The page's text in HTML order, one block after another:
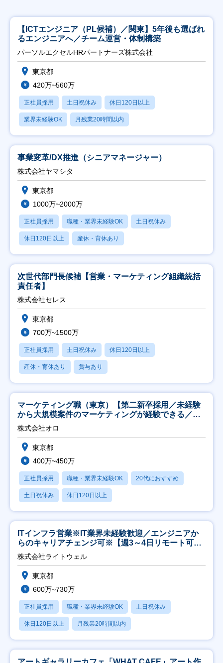
【ICTエンジニア（PL候補）／関東】5年後も選ばれ
るエンジニアへ／チーム運営・体制構築
パーソルエクセルHRパートナーズ株式会社
東京都
420万~560万
正社員採用 土日祝休み 休日120日以上
業界未経験OK 月残業20時間以内
事業変革/DX推進（シニアマネージャー）
株式会社ヤマシタ
東京都
1000万~2000万
正社員採用 職種・業界未経験OK 土日祝休み
休日120日以上 産休・育休あり
次世代部門長候補【営業・マーケティング組織統括
責任者】
株式会社セレス
東京都
700万~1500万
正社員採用 土日祝休み 休日120日以上
産休・育休あり 賞与あり
マーケティング職（東京）【第二新卒採用／未経験
から大規模案件のマーケティングが経験できる／研
修充実】
株式会社オロ
東京都
400万~450万
正社員採用 職種・業界未経験OK 20代におすすめ
土日祝休み 休日120日以上
ITインフラ営業※IT業界未経験歓迎／エンジニアか
らのキャリアチェンジ可※【週3～4日リモート可
能】
株式会社ライトウェル
東京都
600万~730万
正社員採用 職種・業界未経験OK 土日祝休み
休日120日以上 月残業20時間以内